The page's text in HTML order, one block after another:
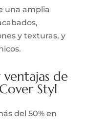
una amplia
y texturas, y
ventajas de
Styl
del 50% en